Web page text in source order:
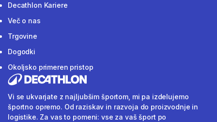
Decathlon Kariere
Več o nas
Trgovine
Dogodki
Okoljsko primeren pristop
Vi se ukvarjate z najljubšim športom, mi pa izdelujemo
športno opremo. Od raziskav in razvoja do proizvodnje in
logistike. Za vas to pomeni: vse za vaš šport po